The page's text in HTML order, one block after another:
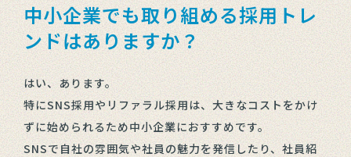
中小企業でも取り組める採用トレ
ンドはありますか？
はい、あります。
特にSNS採用やリファラル採用は、大きなコストをかけ
ずに始められるため中小企業におすすめです。
SNSで自社の雰囲気や社員の魅力を発信したり、社員紹